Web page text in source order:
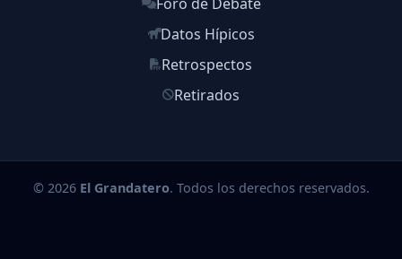
Datos Hípicos
Retrospectos
Retirados
© 2026 El Grandatero. Todos los derechos reservados.